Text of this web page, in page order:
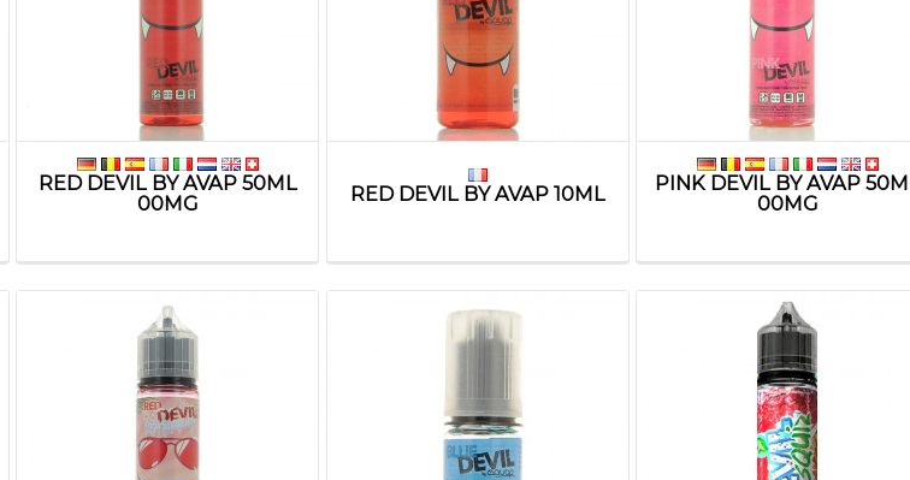
RED DEVIL BY AVAP 50ML
00MG
RED DEVIL BY AVAP 10ML
PINK DEVIL BY AVAP
00MG